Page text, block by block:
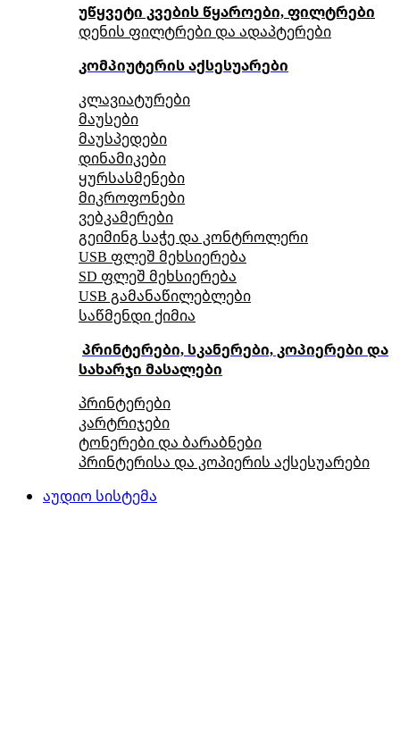
უწყვეტი კვების წყაროები, ფილტრები
დენის ფილტრები და ადაპტერები
კომპიუტერის აქსესუარები
კლავიატურები
მაუსები
მაუსპედები
დინამიკები
ყურსასმენები
მიკროფონები
ვებკამერები
გეიმინგ საჭე და კონტროლერი
USB ფლეშ მეხსიერება
SD ფლეშ მეხსიერება
USB გამანაწილებლები
საწმენდი ქიმია
პრინტერები, სკანერები, კოპიერები და
სახარჯი მასალები
პრინტერები
კარტრიჯები
ტონერები და ბარაბნები
პრინტერისა და კოპიერის აქსესუარები
აუდიო სისტემა